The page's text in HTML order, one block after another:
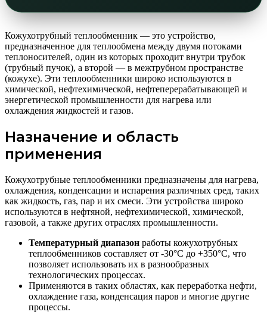
Кожухотрубный теплообменник — это устройство,
предназначенное для теплообмена между двумя потоками
теплоносителей, один из которых проходит внутри трубок
(трубный пучок), а второй — в межтрубном пространстве
(кожухе). Эти теплообменники широко используются в
химической, нефтехимической, нефтеперерабатывающей и
энергетической промышленности для нагрева или
охлаждения жидкостей и газов.
Назначение и область
применения
Кожухотрубные теплообменники предназначены для нагрева,
охлаждения, конденсации и испарения различных сред, таких
как жидкость, газ, пар и их смеси. Эти устройства широко
используются в нефтяной, нефтехимической, химической,
газовой, а также других отраслях промышленности.
Температурный диапазон работы кожухотрубных
теплообменников составляет от -30°С до +350°С, что
позволяет использовать их в разнообразных
технологических процессах.
Применяются в таких областях, как переработка нефти,
охлаждение газа, конденсация паров и многие другие
процессы.